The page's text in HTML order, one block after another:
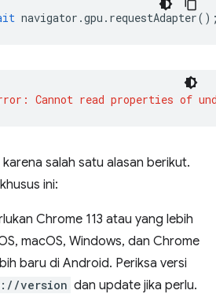
navigator .gpu . requestAdapter
salah satu alasan berikut.
ini:
Chrome 113 atau yang lebih
macOS, Windows, dan Chrome
baru di Android. Periksa versi
version dan update jika perlu.